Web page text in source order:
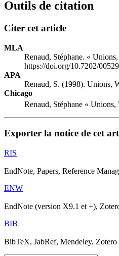
Outils de citation
Citer cet article
MLA
Renaud, Stéphane. «
https://doi.org/10.7202/
APA
Renaud, S. (1998). Unions,
Chicago
Renaud, Stéphane «
Exporter la notice de cet
RIS
EndNote, Papers, Reference
ENW
EndNote (version X9.1 et +),
BIB
BibTeX, JabRef, Mendeley, Zotero